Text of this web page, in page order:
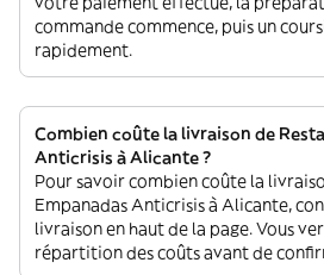
commande commence, puis un
rapidement.
Combien coûte la livraison de
Anticrisis à Alicante ?
Pour savoir combien coûte la
Empanadas Anticrisis à Alicante,
livraison en haut de la page. Vous
répartition des coûts avant de